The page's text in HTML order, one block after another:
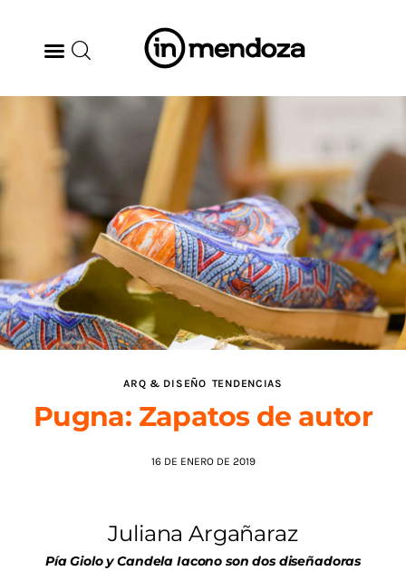
BODEGAS
GASTRONOMÍA
ARTE & CULTURA
MÚSICA
DÓNDE IR
TENDENCIAS
ARQ & DISEÑO
ARQ & DISEÑO TENDENCIAS
Pugna: Zapatos de autor
16 DE ENERO DE 2019
Juliana Argañaraz
Pía Giolo y Candela Iacono son dos diseñadoras